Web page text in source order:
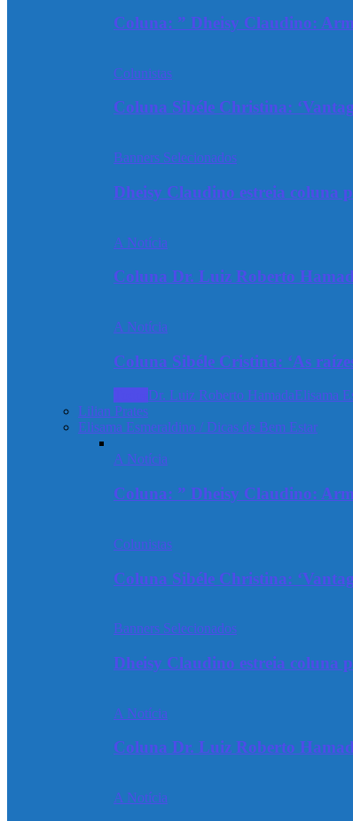
Coluna: ” Dheisy Claudino:
Colunistas
Coluna Sibéle Christina:
Banners Selecionados
Dheisy Claudino estreia coluna
A Notícia
Coluna Dr. Luiz Roberto
A Notícia
Coluna Sibéle Cristina: ‘As
Dr. Luiz Roberto HamadaElisama
Lilian Prates
Elisama Esmeraldino / Dicas de Bem Estar
A Notícia
Coluna: ” Dheisy Claudino:
Colunistas
Coluna Sibéle Christina:
Banners Selecionados
Dheisy Claudino estreia coluna
A Notícia
Coluna Dr. Luiz Roberto
A Notícia